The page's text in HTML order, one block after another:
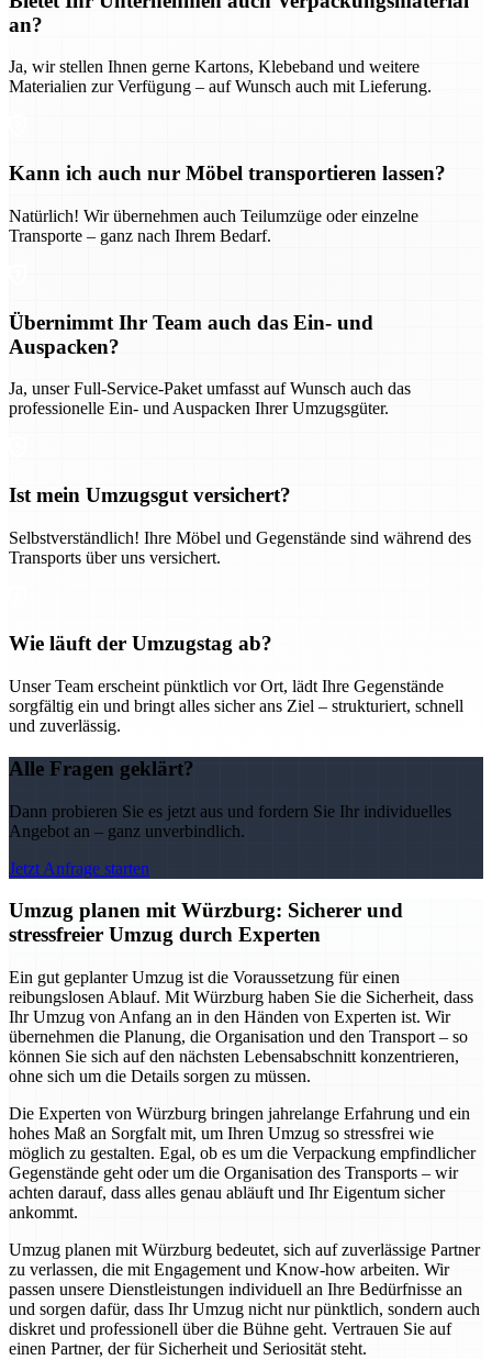
an?
Ja, wir stellen Ihnen gerne Kartons, Klebeband und weitere
Materialien zur Verfügung – auf Wunsch auch mit Lieferung.
Kann ich auch nur Möbel transportieren lassen?
Natürlich! Wir übernehmen auch Teilumzüge oder einzelne
Transporte – ganz nach Ihrem Bedarf.
Übernimmt Ihr Team auch das Ein- und
Auspacken?
Ja, unser Full-Service-Paket umfasst auf Wunsch auch das
professionelle Ein- und Auspacken Ihrer Umzugsgüter.
Ist mein Umzugsgut versichert?
Selbstverständlich! Ihre Möbel und Gegenstände sind während des
Transports über uns versichert.
Wie läuft der Umzugstag ab?
Unser Team erscheint pünktlich vor Ort, lädt Ihre Gegenstände
sorgfältig ein und bringt alles sicher ans Ziel – strukturiert, schnell
und zuverlässig.
Alle Fragen geklärt?
Dann probieren Sie es jetzt aus und fordern Sie Ihr individuelles
Angebot an – ganz unverbindlich.
Jetzt Anfrage starten
Umzug planen mit Würzburg: Sicherer und
stressfreier Umzug durch Experten
Ein gut geplanter Umzug ist die Voraussetzung für einen
reibungslosen Ablauf. Mit Würzburg haben Sie die Sicherheit, dass
Ihr Umzug von Anfang an in den Händen von Experten ist. Wir
übernehmen die Planung, die Organisation und den Transport – so
können Sie sich auf den nächsten Lebensabschnitt konzentrieren,
ohne sich um die Details sorgen zu müssen.
Die Experten von Würzburg bringen jahrelange Erfahrung und ein
hohes Maß an Sorgfalt mit, um Ihren Umzug so stressfrei wie
möglich zu gestalten. Egal, ob es um die Verpackung empfindlicher
Gegenstände geht oder um die Organisation des Transports – wir
achten darauf, dass alles genau abläuft und Ihr Eigentum sicher
ankommt.
Umzug planen mit Würzburg bedeutet, sich auf zuverlässige Partner
zu verlassen, die mit Engagement und Know-how arbeiten. Wir
passen unsere Dienstleistungen individuell an Ihre Bedürfnisse an
und sorgen dafür, dass Ihr Umzug nicht nur pünktlich, sondern auch
diskret und professionell über die Bühne geht. Vertrauen Sie auf
einen Partner, der für Sicherheit und Seriosität steht.